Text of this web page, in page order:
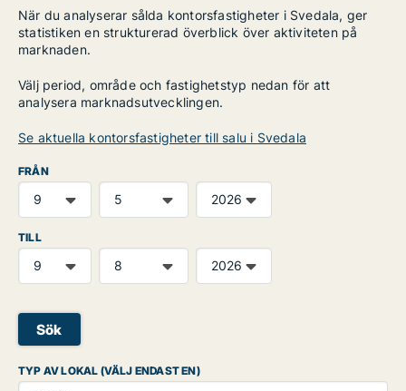
När du analyserar sålda kontorsfastigheter i Svedala, ger
statistiken en strukturerad överblick över aktiviteten på
marknaden.
Välj period, område och fastighetstyp nedan för att
analysera marknadsutvecklingen.
Se aktuella kontorsfastigheter till salu i Svedala
FRÅN
TILL
Sök
TYP AV LOKAL (VÄLJ ENDAST EN)